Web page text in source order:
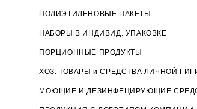
ПОЛИЭТИЛЕНОВЫЕ ПАКЕТЫ
НАБОРЫ В ИНДИВИД. УПАКОВКЕ
ПОРЦИОННЫЕ ПРОДУКТЫ
ХОЗ. ТОВАРЫ и СРЕДСТВА ЛИЧНОЙ
МОЮЩИЕ И ДЕЗИНФЕЦИРУЮЩИЕ